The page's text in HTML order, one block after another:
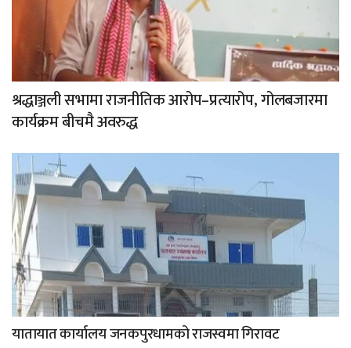
श्रद्धाञ्जली सभामा राजनीतिक आरोप–प्रत्यारोप, गोलबजारमा
कार्यक्रम बीचमै अवरुद्ध
यातायात कार्यालय जनकपुरधामको राजस्वमा गिरावट